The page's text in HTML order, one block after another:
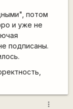
потом
и уже не
подписаны.
more_vert